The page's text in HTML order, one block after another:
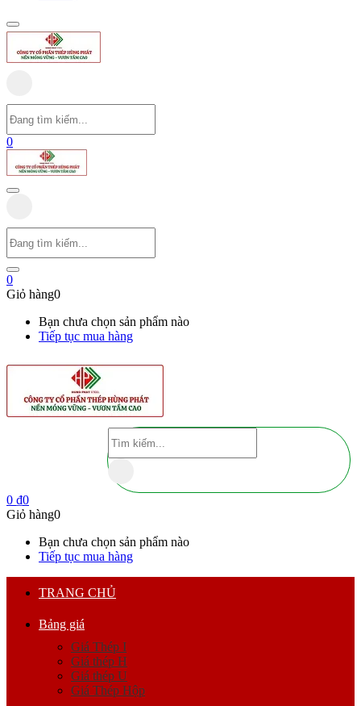
0
0
Giỏ hàng0
Bạn chưa chọn sản phẩm nào
Tiếp tục mua hàng
0 ₫0
Giỏ hàng0
Bạn chưa chọn sản phẩm nào
Tiếp tục mua hàng
TRANG CHỦ
Bảng giá
Giá Thép I
Giá thép H
Giá thép U
Giá Thép Hộp